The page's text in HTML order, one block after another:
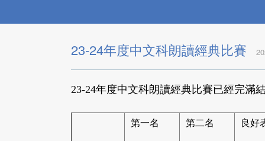
23-24年度中文科朗讀經典比賽
23-24年度中文科朗讀經典比賽已經完滿
第一名 第二名 良好